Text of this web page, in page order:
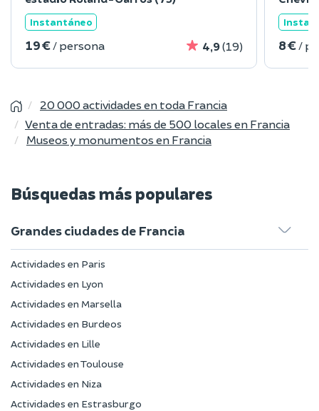
Instantáneo
19 € / persona 4,9(19) 8 € /
20 000 actividades en toda Francia
Venta de entradas: más de 500 locales en Francia
Museos y monumentos en Francia
Búsquedas más populares
Grandes ciudades de Francia
Actividades en Paris
Actividades en Lyon
Actividades en Marsella
Actividades en Burdeos
Actividades en Lille
Actividades en Toulouse
Actividades en Niza
Actividades en Estrasburgo